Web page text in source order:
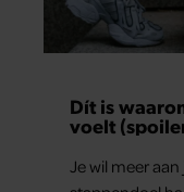
Dít is
voelt
Je wil meer